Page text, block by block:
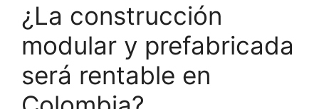
¿La construcción
modular y prefabricada
será rentable en